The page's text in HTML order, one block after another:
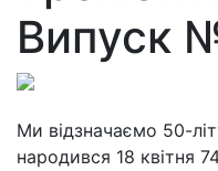
Випуск
Ми відзначаємо 50-
народився 18 квітня